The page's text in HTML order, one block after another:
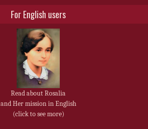
For English users
Read about Rosalia
and Her mission in English
(click to see more)